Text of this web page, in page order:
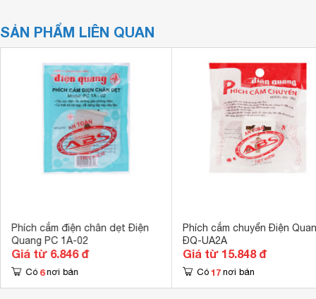
SẢN PHẨM LIÊN QUAN
Phích cắm điện chân dẹt Điện
Quang PC 1A-02
Giá từ 6.846 đ
Có 6 nơi bán
Phích cắm chuyển Điện
ĐQ-UA2A
Giá từ 15.848 đ
Có 17 nơi bán